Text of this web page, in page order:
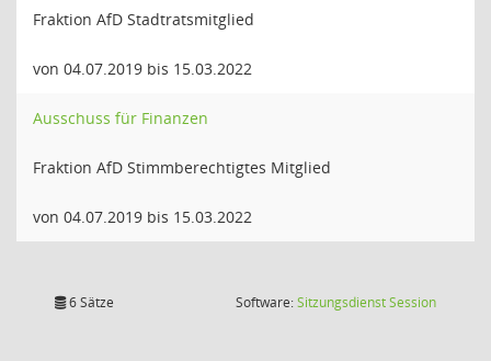
Fraktion AfD Stadtratsmitglied
von 04.07.2019 bis 15.03.2022
Ausschuss für Finanzen
Fraktion AfD Stimmberechtigtes Mitglied
von 04.07.2019 bis 15.03.2022
6 Sätze Software:SitzungsdienstSession(Wird in